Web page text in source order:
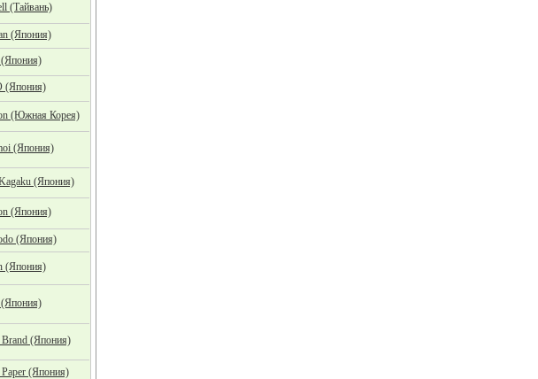
(Тайвань)
(Япония)
(Япония)
(Южная Корея)
(Япония)
(Япония)
(Япония)
(Япония)
(Япония)
(Япония)
(Япония)